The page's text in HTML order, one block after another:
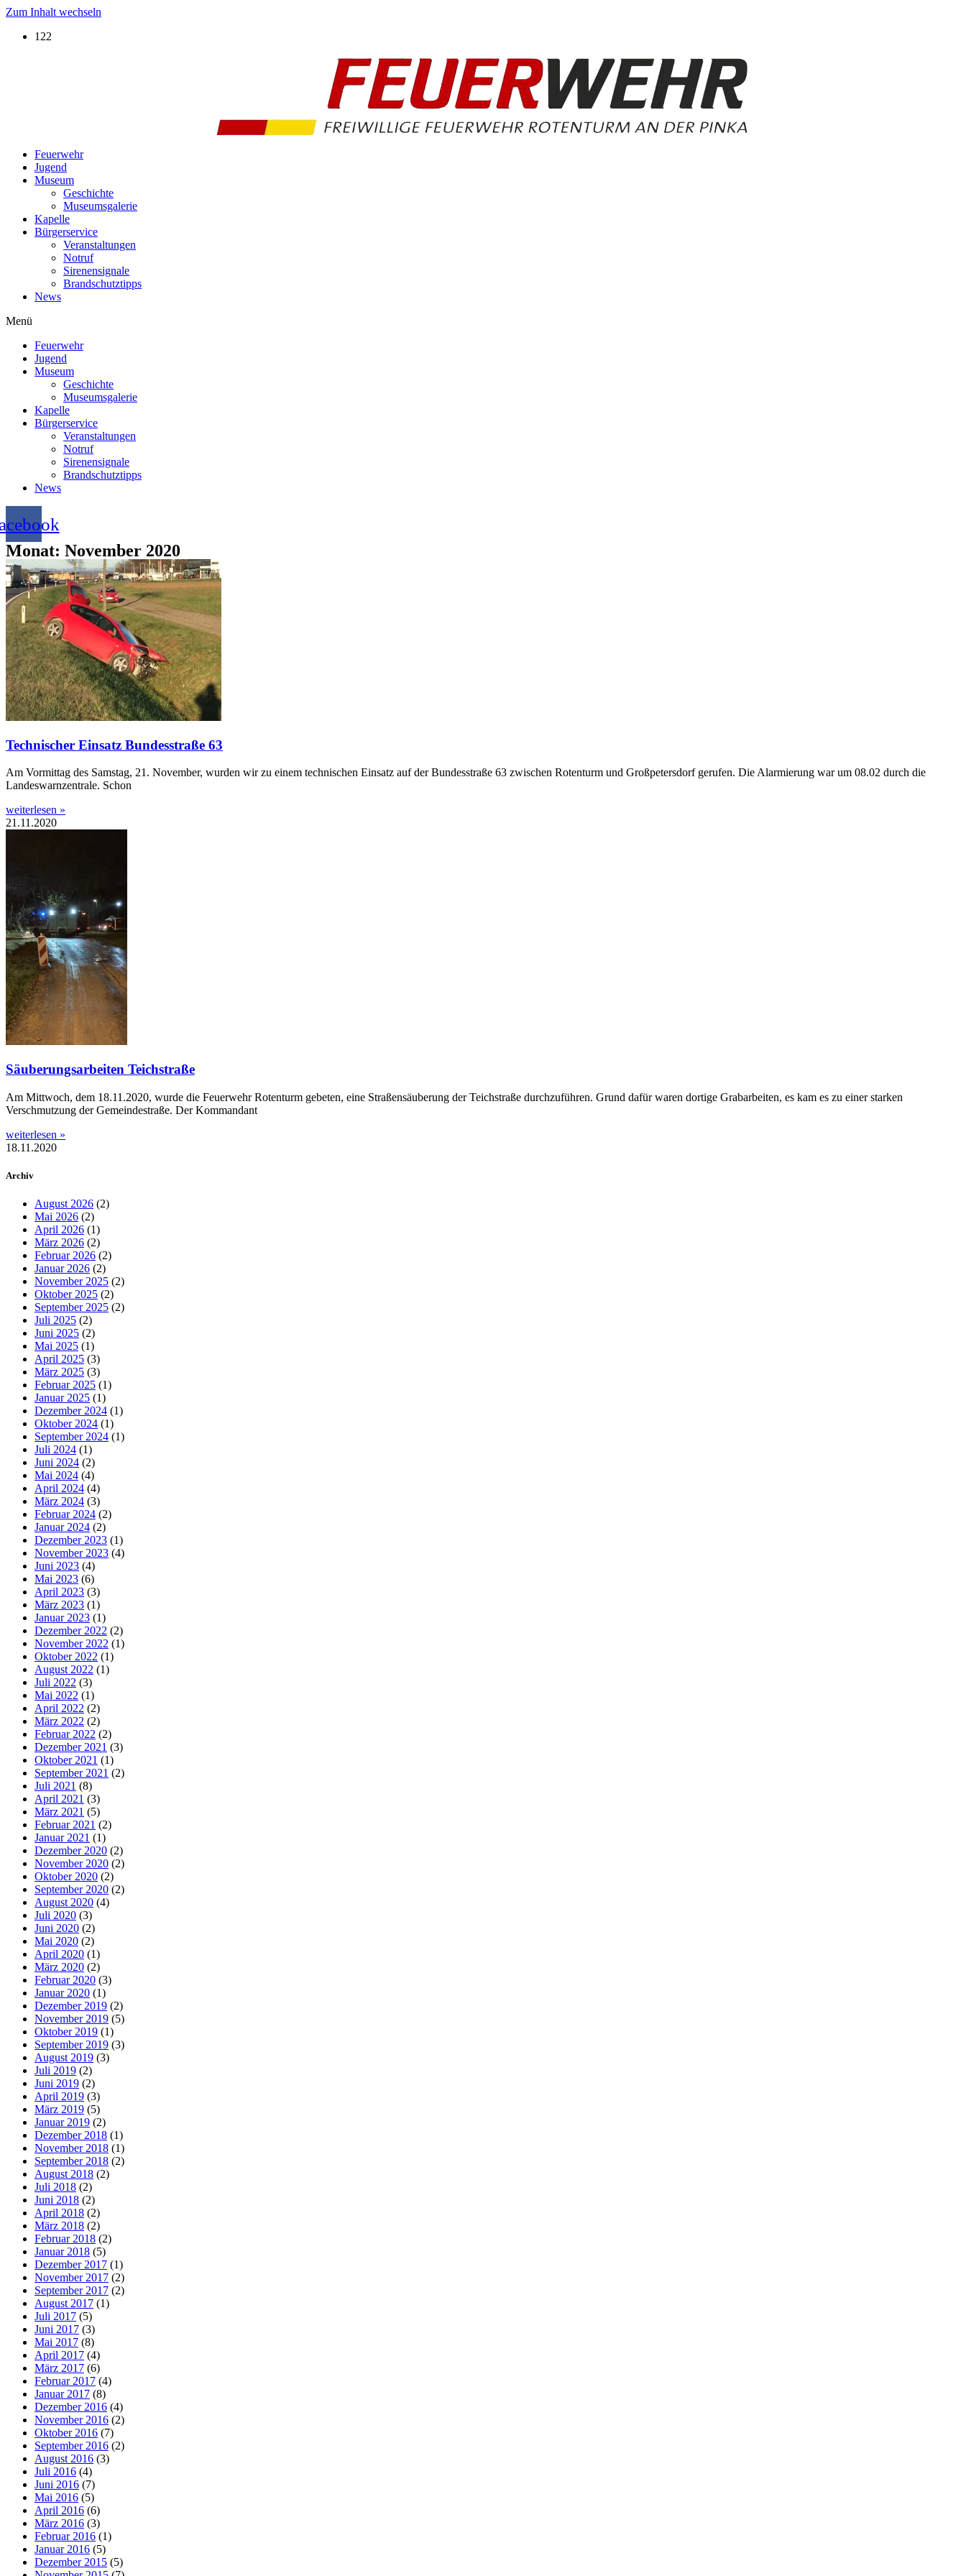
Zum Inhalt wechseln
122
Feuerwehr
Jugend
Museum
Geschichte
Museumsgalerie
Kapelle
Bürgerservice
Veranstaltungen
Notruf
Sirenensignale
Brandschutztipps
News
Menü
Feuerwehr
Jugend
Museum
Geschichte
Museumsgalerie
Kapelle
Bürgerservice
Veranstaltungen
Notruf
Sirenensignale
Brandschutztipps
News
Monat: November 2020
Technischer Einsatz Bundesstraße 63
Am Vormittag des Samstag, 21. November, wurden wir zu einem technischen Einsatz auf der Bundesstraße 63 zwischen Rotenturm und Großpetersdorf gerufen. Die Alarmierung war um 08.02 durch die
Landeswarnzentrale. Schon
weiterlesen »
21.11.2020
Säuberungsarbeiten Teichstraße
Am Mittwoch, dem 18.11.2020, wurde die Feuerwehr Rotenturm gebeten, eine Straßensäuberung der Teichstraße durchzuführen. Grund dafür waren dortige Grabarbeiten, es kam es zu einer starken
Verschmutzung der Gemeindestraße. Der Kommandant
weiterlesen »
18.11.2020
Archiv
August 2026 (2)
Mai 2026 (2)
April 2026 (1)
März 2026 (2)
Februar 2026 (2)
Januar 2026 (2)
November 2025 (2)
Oktober 2025 (2)
September 2025 (2)
Juli 2025 (2)
Juni 2025 (2)
Mai 2025 (1)
April 2025 (3)
März 2025 (3)
Februar 2025 (1)
Januar 2025 (1)
Dezember 2024 (1)
Oktober 2024 (1)
September 2024 (1)
Juli 2024 (1)
Juni 2024 (2)
Mai 2024 (4)
April 2024 (4)
März 2024 (3)
Februar 2024 (2)
Januar 2024 (2)
Dezember 2023 (1)
November 2023 (4)
Juni 2023 (4)
Mai 2023 (6)
April 2023 (3)
März 2023 (1)
Januar 2023 (1)
Dezember 2022 (2)
November 2022 (1)
Oktober 2022 (1)
August 2022 (1)
Juli 2022 (3)
Mai 2022 (1)
April 2022 (2)
März 2022 (2)
Februar 2022 (2)
Dezember 2021 (3)
Oktober 2021 (1)
September 2021 (2)
Juli 2021 (8)
April 2021 (3)
März 2021 (5)
Februar 2021 (2)
Januar 2021 (1)
Dezember 2020 (2)
November 2020 (2)
Oktober 2020 (2)
September 2020 (2)
August 2020 (4)
Juli 2020 (3)
Juni 2020 (2)
Mai 2020 (2)
April 2020 (1)
März 2020 (2)
Februar 2020 (3)
Januar 2020 (1)
Dezember 2019 (2)
November 2019 (5)
Oktober 2019 (1)
September 2019 (3)
August 2019 (3)
Juli 2019 (2)
Juni 2019 (2)
April 2019 (3)
März 2019 (5)
Januar 2019 (2)
Dezember 2018 (1)
November 2018 (1)
September 2018 (2)
August 2018 (2)
Juli 2018 (2)
Juni 2018 (2)
April 2018 (2)
März 2018 (2)
Februar 2018 (2)
Januar 2018 (5)
Dezember 2017 (1)
November 2017 (2)
September 2017 (2)
August 2017 (1)
Juli 2017 (5)
Juni 2017 (3)
Mai 2017 (8)
April 2017 (4)
März 2017 (6)
Februar 2017 (4)
Januar 2017 (8)
Dezember 2016 (4)
November 2016 (2)
Oktober 2016 (7)
September 2016 (2)
August 2016 (3)
Juli 2016 (4)
Juni 2016 (7)
Mai 2016 (5)
April 2016 (6)
März 2016 (3)
Februar 2016 (1)
Januar 2016 (5)
Dezember 2015 (5)